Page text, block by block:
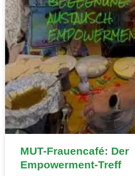
MUT-Frauencafé: Der
Empowerment-Treff